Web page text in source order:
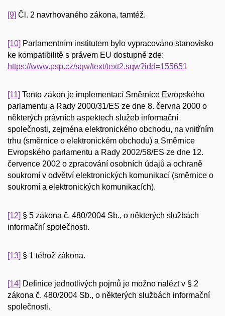
[9] Čl. 2 navrhovaného zákona, tamtéž.
[10] Parlamentním institutem bylo vypracováno stanovisko
ke kompatibilitě s právem EU dostupné zde:
https://www.psp.cz/sqw/text/text2.sqw?idd=155651
[11] Tento zákon je implementací Směrnice Evropského
parlamentu a Rady 2000/31/ES ze dne 8. června 2000 o
některých právních aspektech služeb informační
společnosti, zejména elektronického obchodu, na vnitřním
trhu (směrnice o elektronickém obchodu) a Směrnice
Evropského parlamentu a Rady 2002/58/ES ze dne 12.
července 2002 o zpracování osobních údajů a ochraně
soukromí v odvětví elektronických komunikací (směrnice o
soukromí a elektronických komunikacích).
[12] § 5 zákona č. 480/2004 Sb., o některých službách
informační společnosti.
[13] § 1 téhož zákona.
[14] Definice jednotlivých pojmů je možno nalézt v § 2
zákona č. 480/2004 Sb., o některých službách informační
společnosti.